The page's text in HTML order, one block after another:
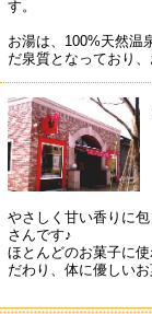
す。
お湯は、100%天然温
だ泉質となっており
やさしく甘い香りに
さんです♪
ほとんどのお菓子に
だわり、体に優しいお